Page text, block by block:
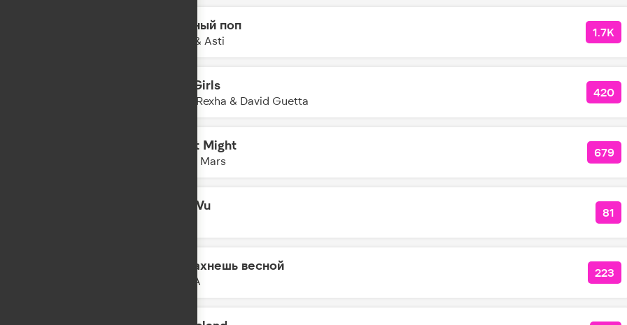
Модный поп
Artik & Asti
1.7K
Sad Girls
Bebe Rexha & David Guetta
420
I Just Might
Bruno Mars
679
Deja Vu 81
Ты пахнешь весной
5УТРА
223